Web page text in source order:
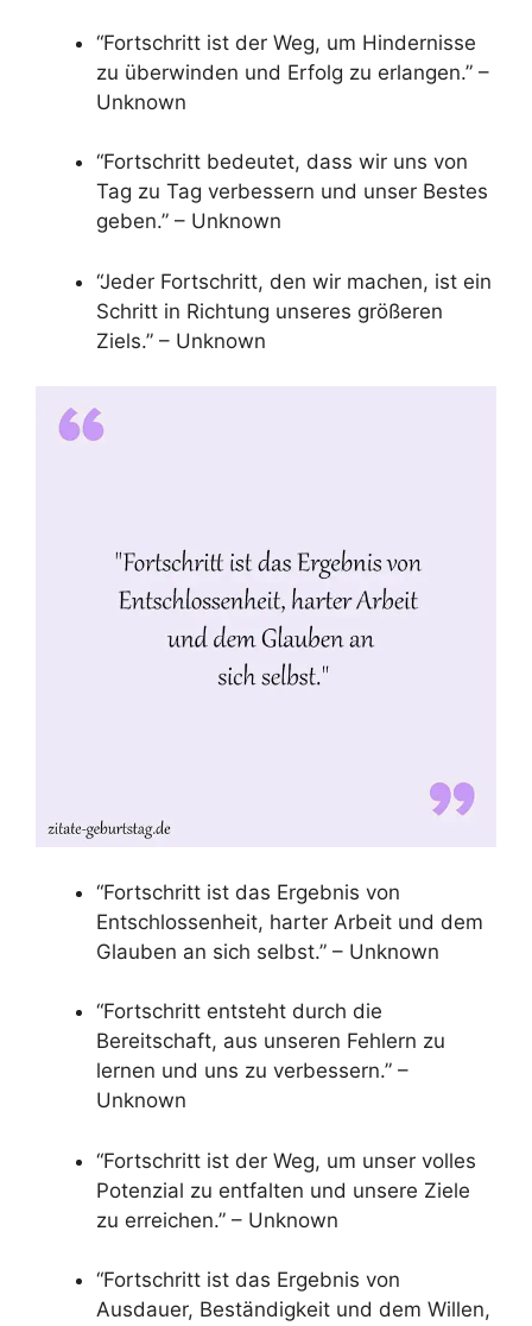
“Fortschritt ist der Weg, um Hindernisse
zu überwinden und Erfolg zu erlangen.” –
Unknown
“Fortschritt bedeutet, dass wir uns von
Tag zu Tag verbessern und unser Bestes
geben.” – Unknown
“Jeder Fortschritt, den wir machen, ist ein
Schritt in Richtung unseres größeren
Ziels.” – Unknown
“Fortschritt ist das Ergebnis von
Entschlossenheit, harter Arbeit und dem
Glauben an sich selbst.” – Unknown
“Fortschritt entsteht durch die
Bereitschaft, aus unseren Fehlern zu
lernen und uns zu verbessern.” –
Unknown
“Fortschritt ist der Weg, um unser volles
Potenzial zu entfalten und unsere Ziele
zu erreichen.” – Unknown
“Fortschritt ist das Ergebnis von
Ausdauer, Beständigkeit und dem Willen,